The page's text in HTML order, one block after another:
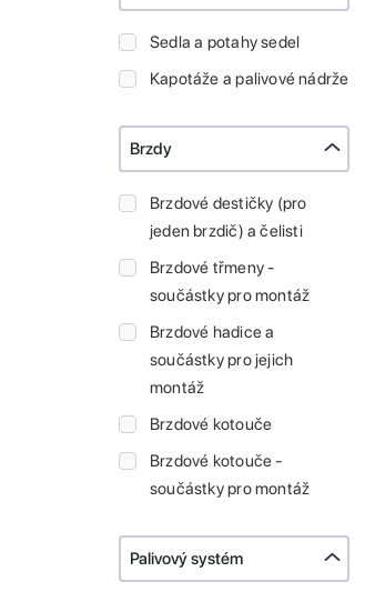
Sedla a potahy sedel
Kapotáže a palivové nádrže
Brzdy
Brzdové destičky (pro
jeden brzdič) a čelisti
Brzdové třmeny -
součástky pro montáž
Brzdové hadice a
součástky pro jejich
montáž
Brzdové kotouče
Brzdové kotouče -
součástky pro montáž
Palivový systém